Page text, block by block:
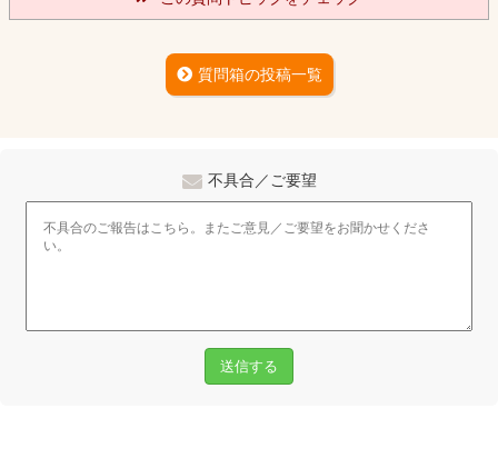
質問箱の投稿一覧
不具合／ご要望
送信する